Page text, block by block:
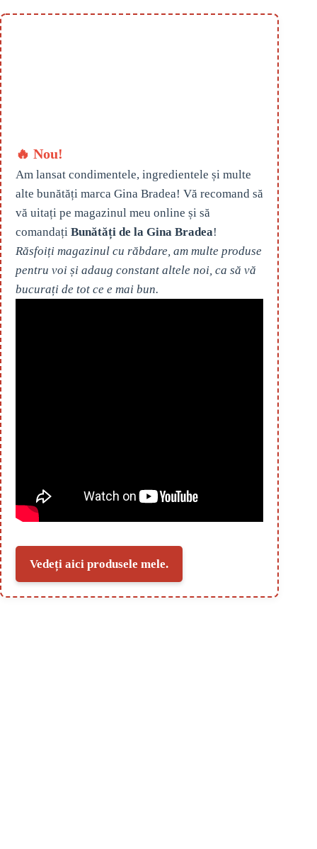
🔥 Nou!
Am lansat condimentele, ingredientele și multe
alte bunătăți marca Gina Bradea! Vă recomand să
vă uitați pe magazinul meu online și să
comandați Bunătăți de la Gina Bradea!
Răsfoiți magazinul cu răbdare, am multe produse
pentru voi și adaug constant altele noi, ca să vă
bucurați de tot ce e mai bun.
Vedeți aici produsele mele.